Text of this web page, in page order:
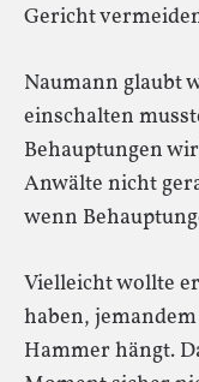
Gericht
Naumann glaubt
einschalten
Behauptungen
Anwälte nicht
wenn
Vielleicht wollte
haben,
Hammer hängt.